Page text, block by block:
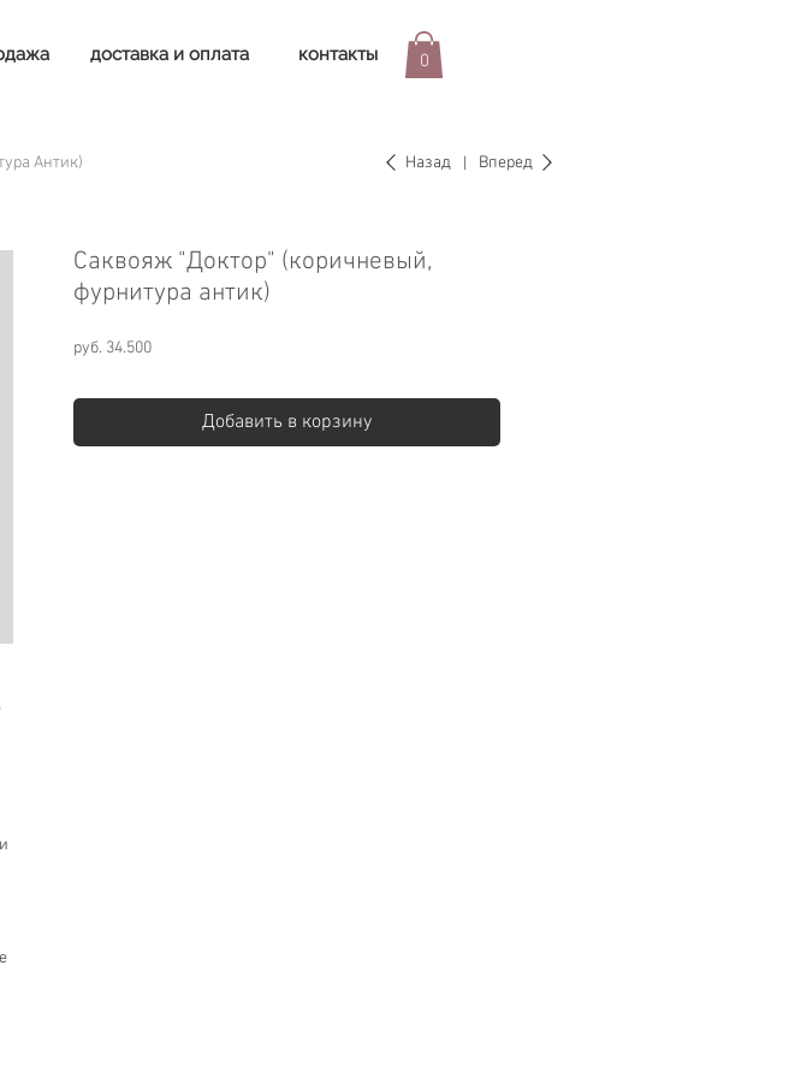
доставка и оплата контакты 0
Антик) Назад Вперед
Саквояж "Доктор" (коричневый,
фурнитура антик)
руб. 34.500
Добавить в корзину